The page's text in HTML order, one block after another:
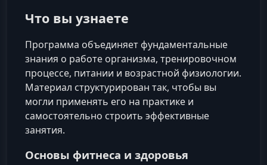
Что вы узнаете
Программа объединяет фундаментальные
знания о работе организма, тренировочном
процессе, питании и возрастной физиологии.
Материал структурирован так, чтобы вы
могли применять его на практике и
самостоятельно строить эффективные
занятия.
Основы фитнеса и здоровья